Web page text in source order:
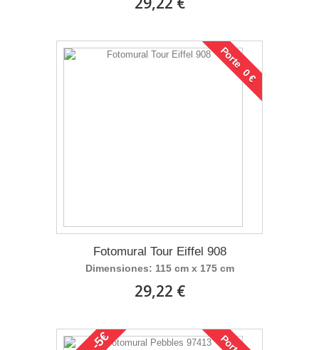
Porte 0 €
Fotomural Tour Eiffel 908
Dimensiones: 115 cm x 175 cm
29,22 €
-5€